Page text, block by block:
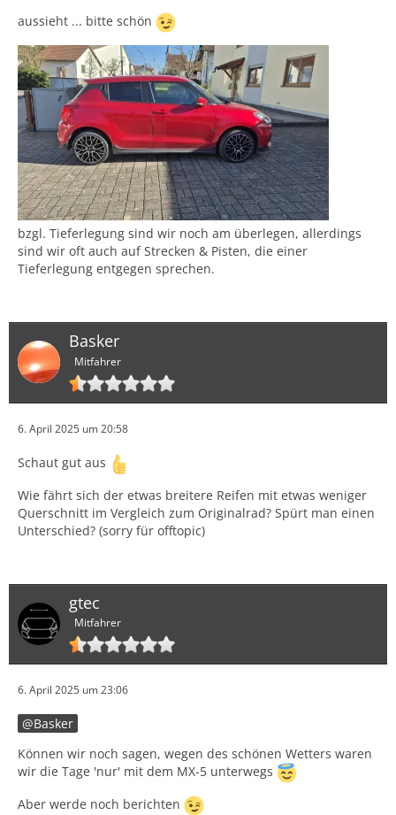
aussieht ... bitte schön
bzgl. Tieferlegung sind wir noch am überlegen, allerdings
sind wir oft auch auf Strecken & Pisten, die einer
Tieferlegung entgegen sprechen.
Basker
Mitfahrer
6. April 2025 um 20:58
Schaut gut aus
Wie fährt sich der etwas breitere Reifen mit etwas weniger
Querschnitt im Vergleich zum Originalrad? Spürt man einen
Unterschied? (sorry für offtopic)
gtec
Mitfahrer
6. April 2025 um 23:06
Basker
Können wir noch sagen, wegen des schönen Wetters waren
wir die Tage 'nur' mit dem MX-5 unterwegs
Aber werde noch berichten